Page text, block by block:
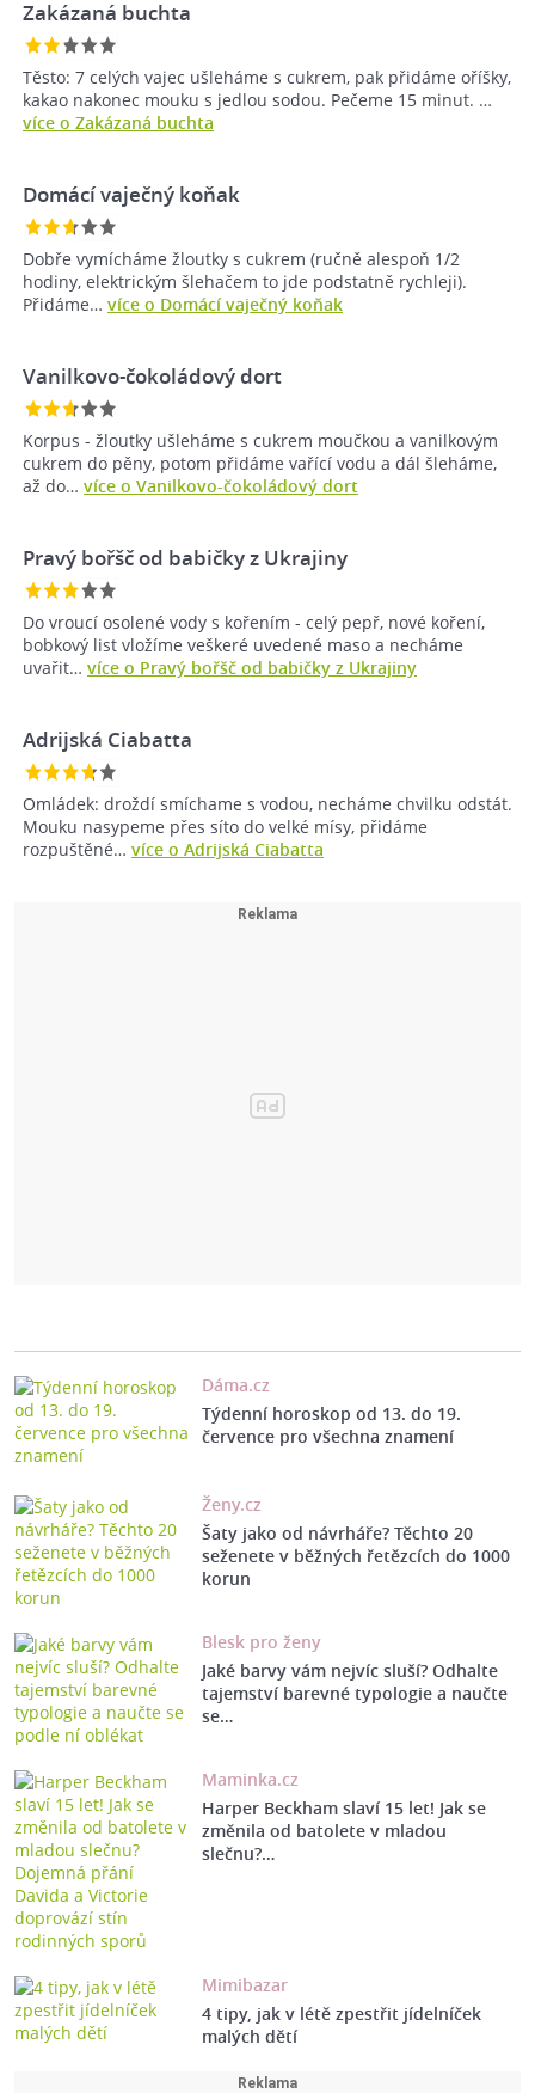
Zakázaná buchta
Těsto: 7 celých vajec ušleháme s cukrem, pak přidáme oříšky,
kakao nakonec mouku s jedlou sodou. Pečeme 15 minut. …
více o Zakázaná buchta
Domácí vaječný koňak
Dobře vymícháme žloutky s cukrem (ručně alespoň 1/2
hodiny, elektrickým šlehačem to jde podstatně rychleji).
Přidáme… více o Domácí vaječný koňak
Vanilkovo-čokoládový dort
Korpus - žloutky ušleháme s cukrem moučkou a vanilkovým
cukrem do pěny, potom přidáme vařící vodu a dál šleháme,
až do… více o Vanilkovo-čokoládový dort
Pravý bořšč od babičky z Ukrajiny
Do vroucí osolené vody s kořením - celý pepř, nové koření,
bobkový list vložíme veškeré uvedené maso a necháme
uvařit… více o Pravý bořšč od babičky z Ukrajiny
Adrijská Ciabatta
Omládek: droždí smíchame s vodou, necháme chvilku odstát.
Mouku nasypeme přes síto do velké mísy, přidáme
rozpuštěné… více o Adrijská Ciabatta
Dáma.cz
Týdenní horoskop od 13. do 19.
července pro všechna znamení
Ženy.cz
Šaty jako od návrháře? Těchto 20
seženete v běžných řetězcích do 1000
korun
Blesk pro ženy
Jaké barvy vám nejvíc sluší? Odhalte
tajemství barevné typologie a naučte
se…
Maminka.cz
Harper Beckham slaví 15 let! Jak se
změnila od batolete v mladou
slečnu?…
Mimibazar
4 tipy, jak v létě zpestřit jídelníček
malých dětí